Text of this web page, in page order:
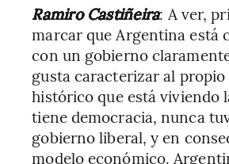
Ramiro Castiñeira: A ver,
marcar que Argentina está
con un gobierno
gusta caracterizar al
histórico que está viviendo
tiene democracia, nunca
gobierno liberal, y en
modelo económico.